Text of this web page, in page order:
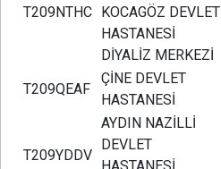
T209NTHC KOCAGÖZ DEVLET
HASTANESİ
DİYALİZ MERKEZİ
T209QEAF
ÇİNE DEVLET
HASTANESİ
T209YDDV
AYDIN NAZİLLİ
DEVLET